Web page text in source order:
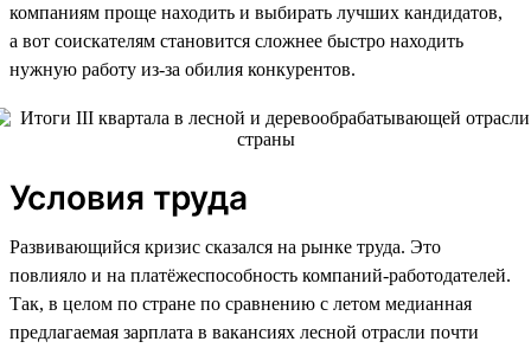
компаниям проще находить и выбирать лучших кандидатов,
а вот соискателям становится сложнее быстро находить
нужную работу из-за обилия конкурентов.
Условия труда
Развивающийся кризис сказался на рынке труда. Это
повлияло и на платёжеспособность компаний-работодателей.
Так, в целом по стране по сравнению с летом медианная
предлагаемая зарплата в вакансиях лесной отрасли почти